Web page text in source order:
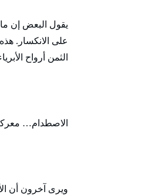
يقول البعض إن
على الانكسار.
الثمن أرواح
الاصطدام…
ويرى آخرون أن